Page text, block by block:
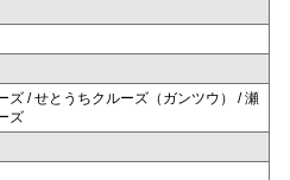
ズ / せとうちクルーズ（ガンツウ） / 瀬
ズ